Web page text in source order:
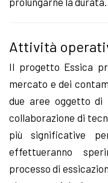
Attività
Il progetto Essica
mercato e dei
due aree oggetto di
collaborazione di
più significative
effettueranno
processo di